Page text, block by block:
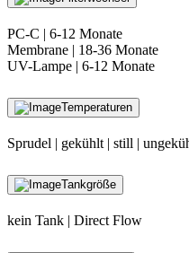
PC-C | 6-12 Monate
Membrane | 18-36 Monate
UV-Lampe | 6-12 Monate
Temperaturen
Sprudel | gekühlt | still |
Tankgröße
kein Tank | Direct Flow